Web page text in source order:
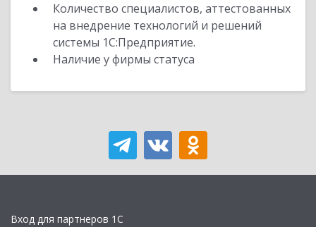
Количество специалистов, аттестованных
на внедрение технологий и решений
системы 1С:Предприятие.
Наличие у фирмы статуса
Вход для партнеров 1С